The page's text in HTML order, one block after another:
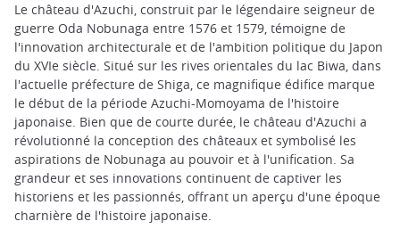
Le château d'Azuchi, construit par le légendaire seigneur de
guerre Oda Nobunaga entre 1576 et 1579, témoigne de
l'innovation architecturale et de l'ambition politique du Japon
du XVIe siècle. Situé sur les rives orientales du lac Biwa, dans
l'actuelle préfecture de Shiga, ce magnifique édifice marque
le début de la période Azuchi-Momoyama de l'histoire
japonaise. Bien que de courte durée, le château d'Azuchi a
révolutionné la conception des châteaux et symbolisé les
aspirations de Nobunaga au pouvoir et à l'unification. Sa
grandeur et ses innovations continuent de captiver les
historiens et les passionnés, offrant un aperçu d'une époque
charnière de l'histoire japonaise.